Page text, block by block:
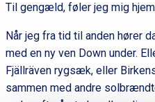
Til gengæld, føler jeg mig
Når jeg fra tid til anden hører
med en ny ven Down under.
Fjällräven rygsæk, eller
sammen med andre